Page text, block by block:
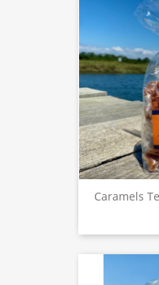
Caramels